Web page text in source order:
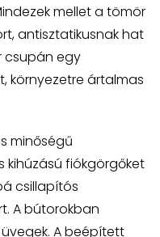
mellet a tömör
antisztatikusnak hat
csupán egy
környezetre ártalmas
minőségű
kihúzású fiókgörgőket
csillapítós
A bútorokban
A beépített